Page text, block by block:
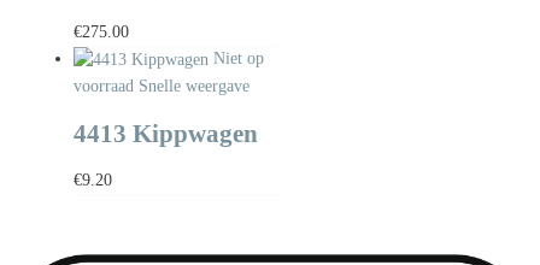
€275.00
Niet op
voorraad Snelle weergave
4413 Kippwagen
€9.20